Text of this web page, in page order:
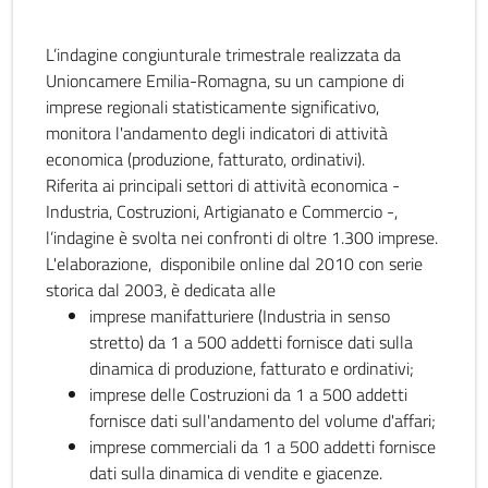
L’indagine congiunturale trimestrale realizzata da
Unioncamere Emilia-Romagna, su un campione di
imprese regionali statisticamente significativo,
monitora l'andamento degli indicatori di attività
economica (produzione, fatturato, ordinativi).
Riferita ai principali settori di attività economica -
Industria, Costruzioni, Artigianato e Commercio -,
l’indagine è svolta nei confronti di oltre 1.300 imprese.
L'elaborazione, disponibile online dal 2010 con serie
storica dal 2003, è dedicata alle
imprese manifatturiere (Industria in senso
stretto) da 1 a 500 addetti fornisce dati sulla
dinamica di produzione, fatturato e ordinativi;
imprese delle Costruzioni da 1 a 500 addetti
fornisce dati sull'andamento del volume d'affari;
imprese commerciali da 1 a 500 addetti fornisce
dati sulla dinamica di vendite e giacenze.